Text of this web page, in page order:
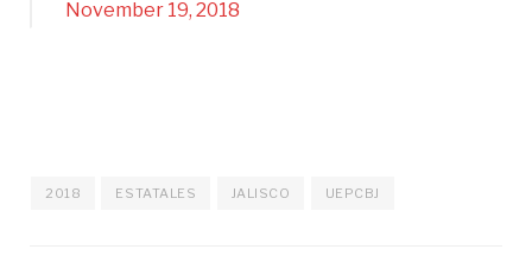
November 19, 2018
2018 ESTATALES JALISCO UEPCBJ